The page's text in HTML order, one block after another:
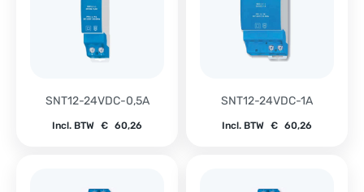
SNT12-24VDC-0,5A
€ 60,26
Incl. BTW
SNT12-24VDC-1A
€ 60,26
Incl. BTW